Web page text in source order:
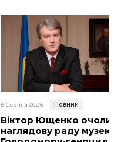
6 Серпня 2026 Новини
Віктор Ющенко очолив
наглядову раду музею